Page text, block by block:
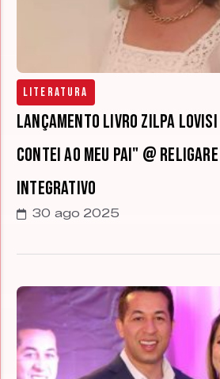
Literatura
Lançamento livro Zilpa
contei ao meu pai" @
Integrativo
30 ago 2025